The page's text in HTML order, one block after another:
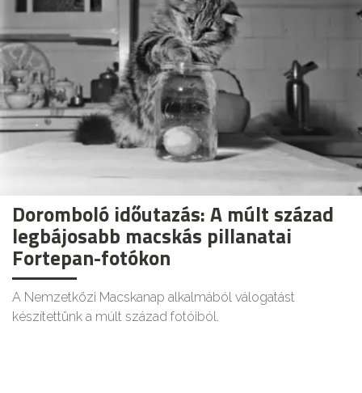
Doromboló időutazás: A múlt század
legbájosabb macskás pillanatai
Fortepan-fotókon
A Nemzetközi Macskanap alkalmából válogatást
készítettünk a múlt század fotóiból.